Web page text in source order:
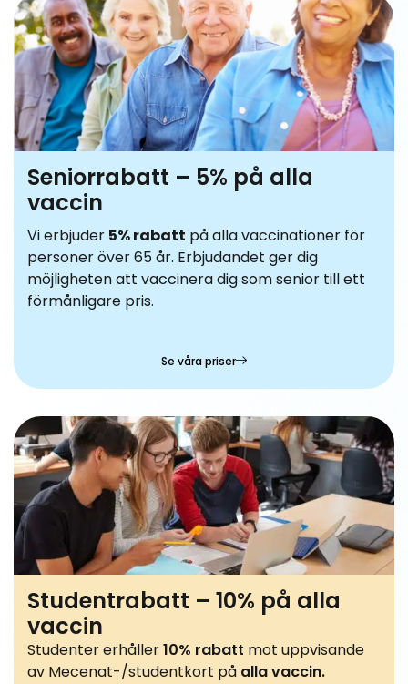
Seniorrabatt – 5% på alla
vaccin
Vi erbjuder 5% rabatt på alla vaccinationer för
personer över 65 år. Erbjudandet ger dig
möjligheten att vaccinera dig som senior till ett
förmånligare pris.
Se våra priser
Studentrabatt – 10% på alla
vaccin
Studenter erhåller10% rabatt mot uppvisande
av Mecenat-/studentkort på alla vaccin.